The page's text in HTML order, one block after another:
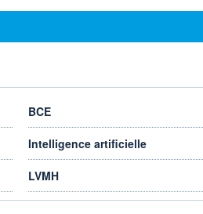
BCE
Intelligence artificielle
LVMH